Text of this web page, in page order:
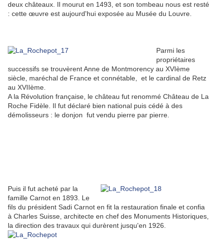
deux châteaux. Il mourut en 1493, et son tombeau nous est resté
: cette œuvre est aujourd'hui exposée au Musée du Louvre.
Parmi les
propriétaires
successifs se trouvèrent Anne de Montmorency au XVIème
siècle, maréchal de France et connétable, et le cardinal de Retz
au XVIIème.
A la Révolution française, le château fut renommé Château de La
Roche Fidèle. Il fut déclaré bien national puis cédé à des
démolisseurs : le donjon fut vendu pierre par pierre.
Puis il fut acheté par la
famille Carnot en 1893. Le
fils du président Sadi Carnot en fit la restauration finale et confia
à Charles Suisse, architecte en chef des Monuments Historiques,
la direction des travaux qui durèrent jusqu'en 1926.